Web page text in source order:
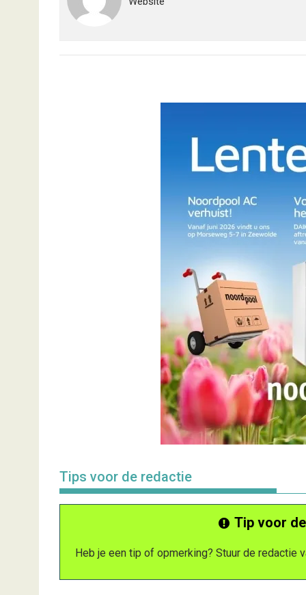
Tips voor de redactie
Tip voor
Heb je een tip of opmerking? Stuur de redactie